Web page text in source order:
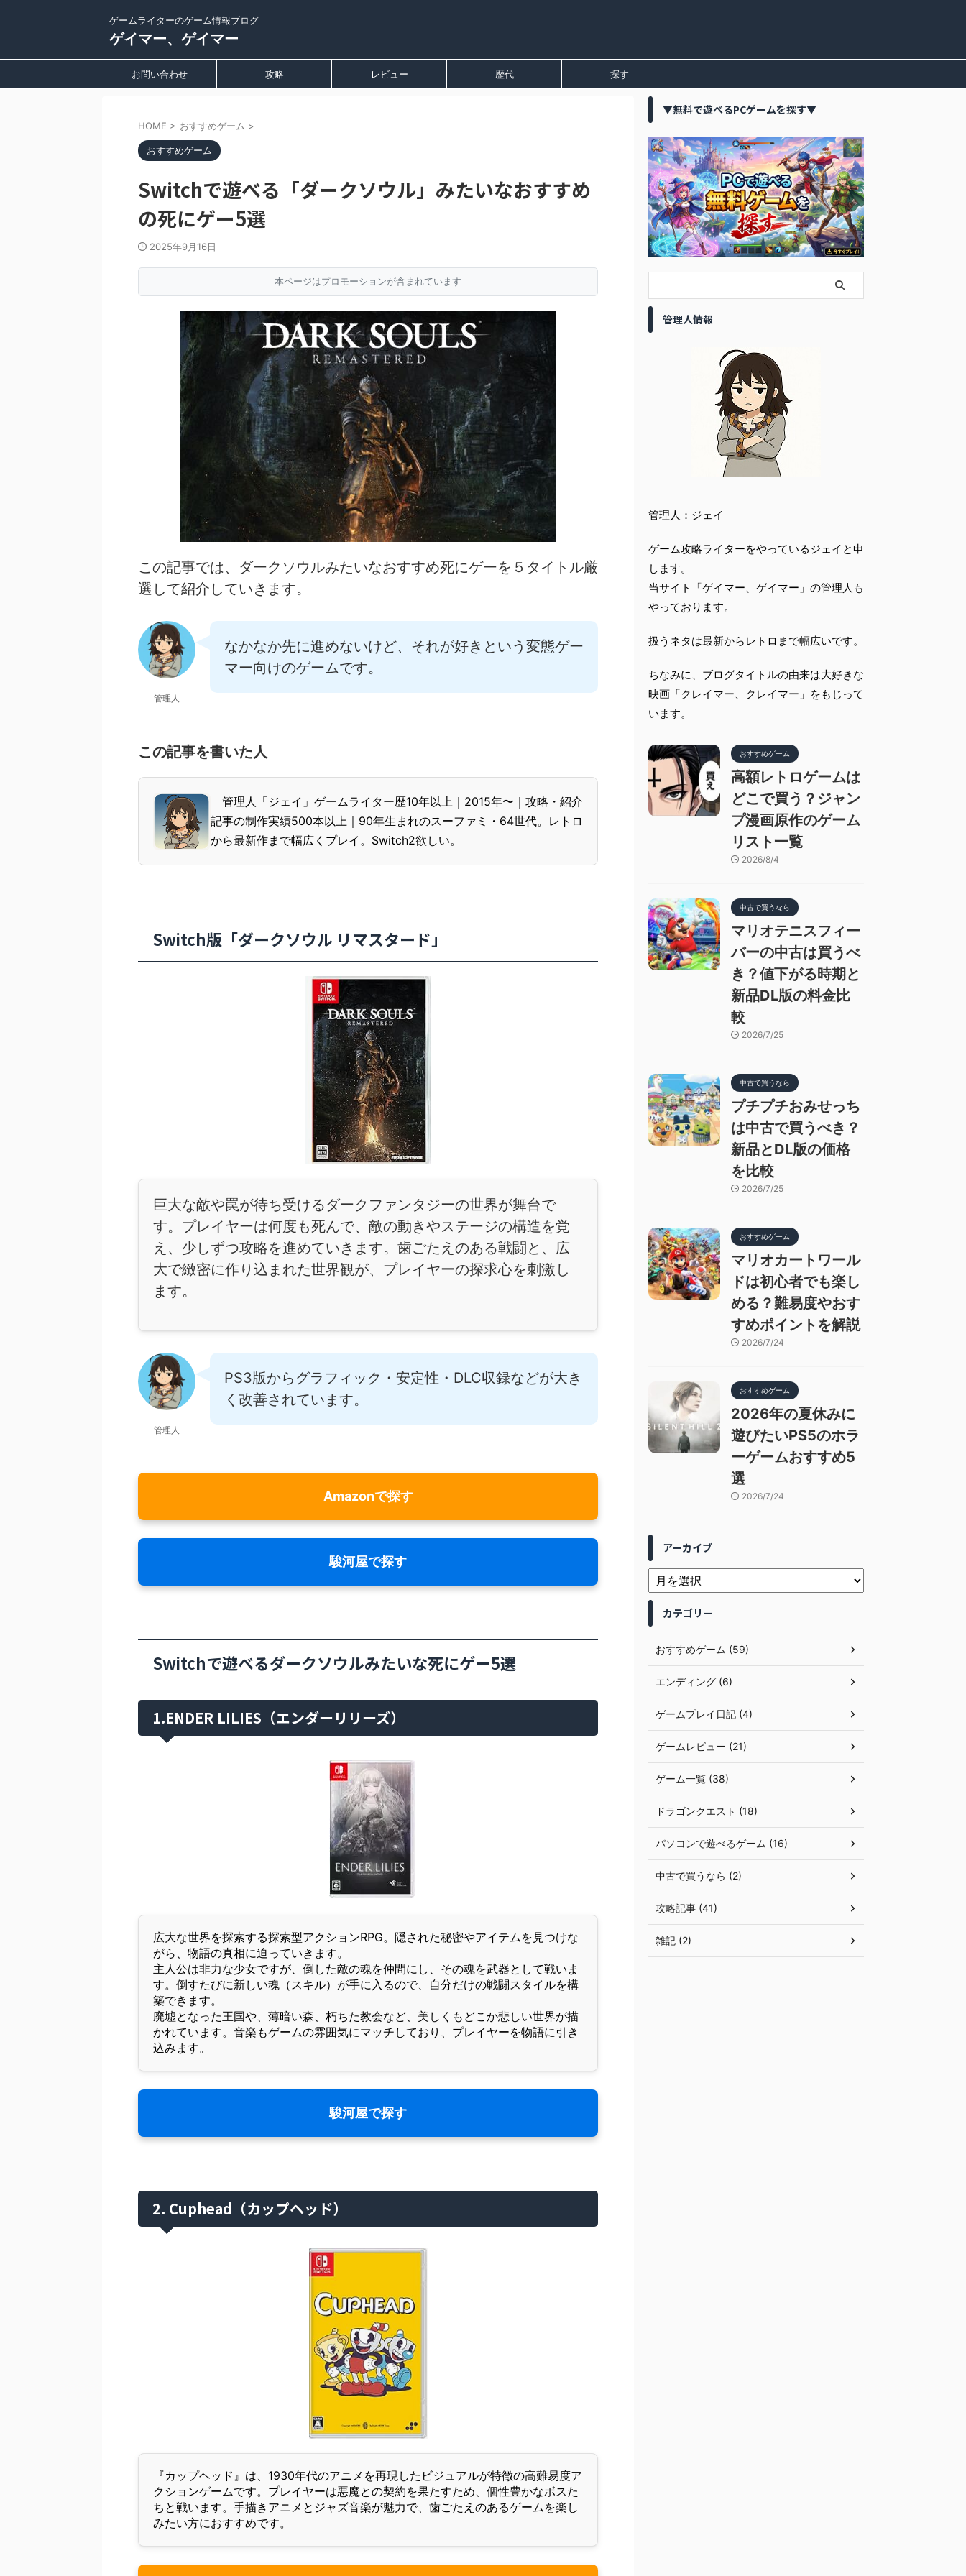
ゲームライターのゲーム情報ブログ
ゲイマー、ゲイマー
お問い合わせ 攻略 レビュー 歴代 探す
HOME > おすすめゲーム >
おすすめゲーム
Switchで遊べる「ダークソウル」みたいなおすすめ
の死にゲー5選
2025年9月16日
本ページはプロモーションが含まれています
この記事では、ダークソウルみたいなおすすめ死にゲーを５タイトル厳
選して紹介していきます。
管理人
なかなか先に進めないけど、それが好きという変態ゲー
マー向けのゲームです。
この記事を書いた人
管理人「ジェイ」ゲームライター歴10年以上｜2015年〜｜攻略・紹介
記事の制作実績500本以上｜90年生まれのスーファミ・64世代。レトロ
から最新作まで幅広くプレイ。Switch2欲しい。
Switch版「ダークソウル リマスタード」
巨大な敵や罠が待ち受けるダークファンタジーの世界が舞台で
す。プレイヤーは何度も死んで、敵の動きやステージの構造を覚
え、少しずつ攻略を進めていきます。歯ごたえのある戦闘と、広
大で緻密に作り込まれた世界観が、プレイヤーの探求心を刺激し
ます。
管理人
PS3版からグラフィック・安定性・DLC収録などが大き
く改善されています。
Amazonで探す
駿河屋で探す
Switchで遊べるダークソウルみたいな死にゲー5選
1.ENDER LILIES（エンダーリリーズ）
広大な世界を探索する探索型アクションRPG。隠された秘密やアイテムを見つけな
がら、物語の真相に迫っていきます。
主人公は非力な少女ですが、倒した敵の魂を仲間にし、その魂を武器として戦いま
す。倒すたびに新しい魂（スキル）が手に入るので、自分だけの戦闘スタイルを構
築できます。
廃墟となった王国や、薄暗い森、朽ちた教会など、美しくもどこか悲しい世界が描
かれています。音楽もゲームの雰囲気にマッチしており、プレイヤーを物語に引き
込みます。
駿河屋で探す
2. Cuphead（カップヘッド）
『カップヘッド』は、1930年代のアニメを再現したビジュアルが特徴の高難易度ア
クションゲームです。プレイヤーは悪魔との契約を果たすため、個性豊かなボスた
ちと戦います。手描きアニメとジャズ音楽が魅力で、歯ごたえのあるゲームを楽し
みたい方におすすめです。
▼無料で遊べるPCゲームを探す▼
管理人情報
管理人：ジェイ
ゲーム攻略ライターをやっているジェイと申
します。
当サイト「ゲイマー、ゲイマー」の管理人も
やっております。
扱うネタは最新からレトロまで幅広いです。
ちなみに、ブログタイトルの由来は大好きな
映画「クレイマー、クレイマー」をもじって
います。
おすすめゲーム
高額レトロゲームは
どこで買う？ジャン
プ漫画原作のゲーム
リスト一覧
2026/8/4
中古で買うなら
マリオテニスフィー
バーの中古は買うべ
き？値下がる時期と
新品DL版の料金比
較
2026/7/25
中古で買うなら
プチプチおみせっち
は中古で買うべき？
新品とDL版の価格
を比較
2026/7/25
おすすめゲーム
マリオカートワール
ドは初心者でも楽し
める？難易度やおす
すめポイントを解説
2026/7/24
おすすめゲーム
2026年の夏休みに
遊びたいPS5のホラ
ーゲームおすすめ5
選
2026/7/24
アーカイブ
カテゴリー
おすすめゲーム (59)
エンディング (6)
ゲームプレイ日記 (4)
ゲームレビュー (21)
ゲーム一覧 (38)
ドラゴンクエスト (18)
パソコンで遊べるゲーム (16)
中古で買うなら (2)
攻略記事 (41)
雑記 (2)